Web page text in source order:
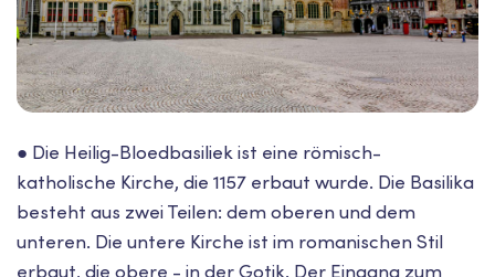
● Die Heilig-Bloedbasiliek ist eine römisch-
katholische Kirche, die 1157 erbaut wurde. Die Basilika
besteht aus zwei Teilen: dem oberen und dem
unteren. Die untere Kirche ist im romanischen Stil
erbaut, die obere - in der Gotik. Der Eingang zum